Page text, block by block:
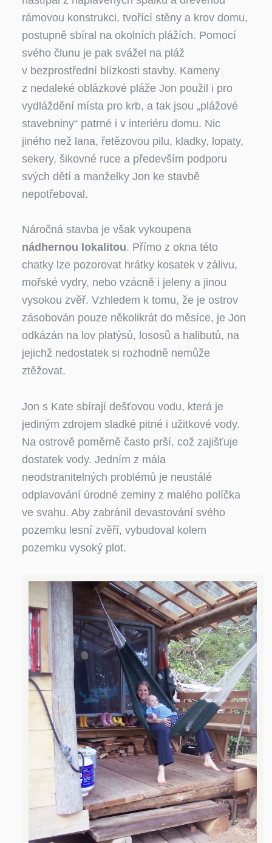
rámovou konstrukci, tvořící stěny a krov domu,
postupně sbíral na okolních plážích. Pomocí
svého člunu je pak svážel na pláž
v bezprostřední blízkosti stavby. Kameny
z nedaleké oblázkové pláže Jon použil i pro
vydláždění místa pro krb, a tak jsou „plážové
stavebniny“ patrné i v interiéru domu. Nic
jiného než lana, řetězovou pilu, kladky, lopaty,
sekery, šikovné ruce a především podporu
svých dětí a manželky Jon ke stavbě
nepotřeboval.
Náročná stavba je však vykoupena
nádhernou lokalitou. Přímo z okna této
chatky lze pozorovat hrátky kosatek v zálivu,
mořské vydry, nebo vzácně i jeleny a jinou
vysokou zvěř. Vzhledem k tomu, že je ostrov
zásobován pouze několikrát do měsíce, je Jon
odkázán na lov platýsů, lososů a halibutů, na
jejichž nedostatek si rozhodně nemůže
ztěžovat.
Jon s Kate sbírají dešťovou vodu, která je
jediným zdrojem sladké pitné i užitkové vody.
Na ostrově poměrně často prší, což zajišťuje
dostatek vody. Jedním z mála
neodstranitelných problémů je neustálé
odplavování úrodné zeminy z malého políčka
ve svahu. Aby zabránil devastování svého
pozemku lesní zvěří, vybudoval kolem
pozemku vysoký plot.